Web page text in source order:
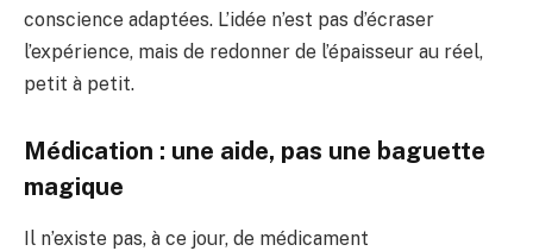
conscience adaptées. L’idée n’est pas d’écraser
l’expérience, mais de redonner de l’épaisseur au réel,
petit à petit.
Médication : une aide, pas une baguette
magique
Il n’existe pas, à ce jour, de médicament